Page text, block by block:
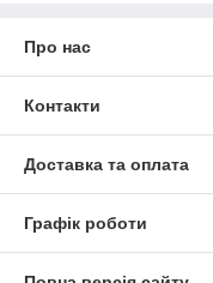
Про нас
Контакти
Доставка та оплата
Графік роботи